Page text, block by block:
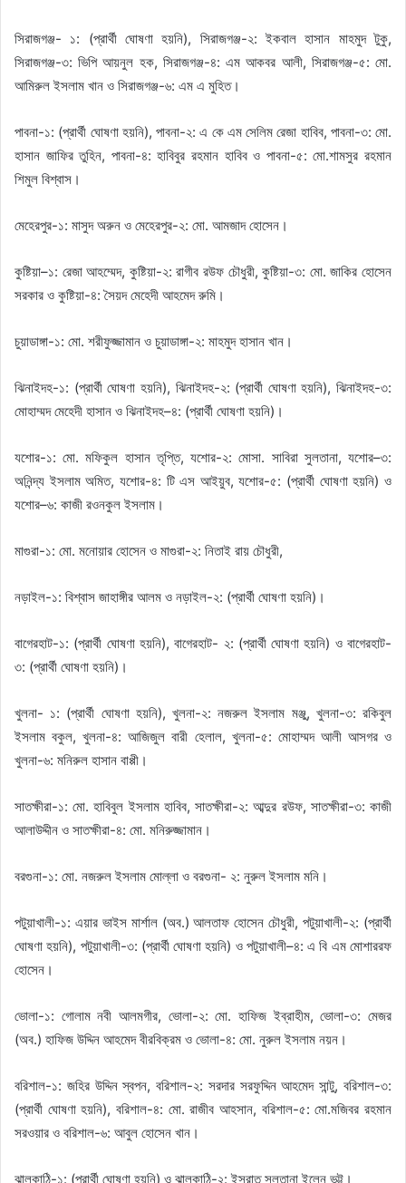
সিরাজগঞ্জ- ১: (প্রার্থী ঘোষণা হয়নি), সিরাজগঞ্জ-২: ইকবাল হাসান মাহমুদ টুকু,
সিরাজগঞ্জ-৩: ভিপি আয়নুল হক, সিরাজগঞ্জ-৪: এম আকবর আলী, সিরাজগঞ্জ-৫: মো.
আমিরুল ইসলাম খান ও সিরাজগঞ্জ-৬: এম এ মুহিত।
পাবনা-১: (প্রার্থী ঘোষণা হয়নি), পাবনা-২: এ কে এম সেলিম রেজা হাবিব, পাবনা-৩: মো.
হাসান জাফির তুহিন, পাবনা-৪: হাবিবুর রহমান হাবিব ও পাবনা-৫: মো.শামসুর রহমান
শিমুল বিশ্বাস।
মেহেরপুর-১: মাসুদ অরুন ও মেহেরপুর-২: মো. আমজাদ হোসেন।
কুষ্টিয়া–১: রেজা আহম্মেদ, কুষ্টিয়া-২: রাগীব রউফ চৌধুরী, কুষ্টিয়া-৩: মো. জাকির হোসেন
সরকার ও কুষ্টিয়া-৪: সৈয়দ মেহেদী আহমেদ রুমি।
চুয়াডাঙ্গা-১: মো. শরীফুজ্জামান ও চুয়াডাঙ্গা-২: মাহমুদ হাসান খান।
ঝিনাইদহ-১: (প্রার্থী ঘোষণা হয়নি), ঝিনাইদহ-২: (প্রার্থী ঘোষণা হয়নি), ঝিনাইদহ-৩:
মোহাম্মদ মেহেদী হাসান ও ঝিনাইদহ–৪: (প্রার্থী ঘোষণা হয়নি)।
যশোর-১: মো. মফিকুল হাসান তৃপ্তি, যশোর-২: মোসা. সাবিরা সুলতানা, যশোর–৩:
অনিন্দ্য ইসলাম অমিত, যশোর-৪: টি এস আইয়ুব, যশোর-৫: (প্রার্থী ঘোষণা হয়নি) ও
যশোর–৬: কাজী রওনকুল ইসলাম।
মাগুরা-১: মো. মনোয়ার হোসেন ও মাগুরা-২: নিতাই রায় চৌধুরী,
নড়াইল-১: বিশ্বাস জাহাঙ্গীর আলম ও নড়াইল-২: (প্রার্থী ঘোষণা হয়নি)।
বাগেরহাট-১: (প্রার্থী ঘোষণা হয়নি), বাগেরহাট- ২: (প্রার্থী ঘোষণা হয়নি) ও বাগেরহাট-
৩: (প্রার্থী ঘোষণা হয়নি)।
খুলনা- ১: (প্রার্থী ঘোষণা হয়নি), খুলনা-২: নজরুল ইসলাম মঞ্জু, খুলনা-৩: রকিবুল
ইসলাম বকুল, খুলনা-৪: আজিজুল বারী হেলাল, খুলনা-৫: মোহাম্মদ আলী আসগর ও
খুলনা-৬: মনিরুল হাসান বাপ্পী।
সাতক্ষীরা-১: মো. হাবিবুল ইসলাম হাবিব, সাতক্ষীরা-২: আব্দুর রউফ, সাতক্ষীরা-৩: কাজী
আলাউদ্দীন ও সাতক্ষীরা-৪: মো. মনিরুজ্জামান।
বরগুনা-১: মো. নজরুল ইসলাম মোল্লা ও বরগুনা- ২: নুরুল ইসলাম মনি।
পটুয়াখালী-১: এয়ার ভাইস মার্শাল (অব.) আলতাফ হোসেন চৌধুরী, পটুয়াখালী-২: (প্রার্থী
ঘোষণা হয়নি), পটুয়াখালী-৩: (প্রার্থী ঘোষণা হয়নি) ও পটুয়াখালী–৪: এ বি এম মোশাররফ
হোসেন।
ভোলা-১: গোলাম নবী আলমগীর, ভোলা-২: মো. হাফিজ ইব্রাহীম, ভোলা-৩: মেজর
(অব.) হাফিজ উদ্দিন আহমেদ বীরবিক্রম ও ভোলা-৪: মো. নুরুল ইসলাম নয়ন।
বরিশাল-১: জহির উদ্দিন স্বপন, বরিশাল-২: সরদার সরফুদ্দিন আহমেদ সান্টু, বরিশাল-৩:
(প্রার্থী ঘোষণা হয়নি), বরিশাল-৪: মো. রাজীব আহসান, বরিশাল-৫: মো.মজিবর রহমান
সরওয়ার ও বরিশাল-৬: আবুল হোসেন খান।
ঝালকাঠি-১: (প্রার্থী ঘোষণা হয়নি) ও ঝালকাঠি-২: ইসরাত সুলতানা ইলেন ভুট্টু।